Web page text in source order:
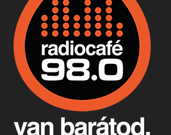
Fermentáljunk, a testünk
Apr 3, 2026 • 00:36:07